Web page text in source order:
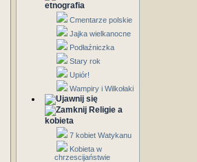
etnografia
Cmentarze polskie
Jajka wielkanocne
Podłaźniczka
Stary rok
Upiór!
Wampiry i Wilkołaki
Religie a
kobieta
7 kobiet Watykanu
Kobieta w
chrzescijaństwie